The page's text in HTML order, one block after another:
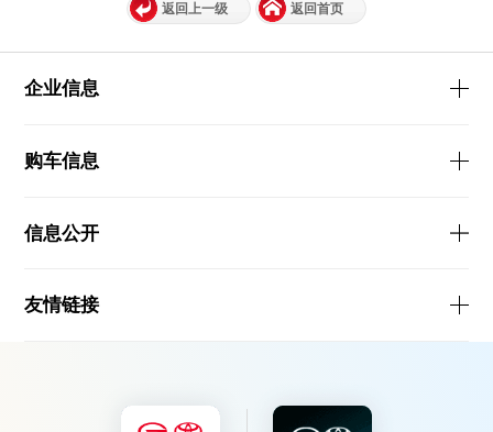
返回上一级 返回首页
企业信息
购车信息
信息公开
友情链接